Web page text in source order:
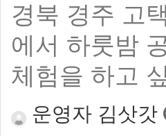
경북 경주 고
에서 하룻밤
체험을 하고
운영자 김삿갓